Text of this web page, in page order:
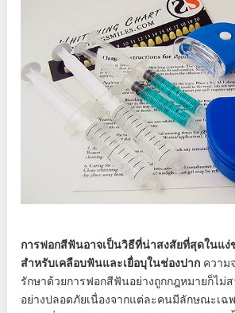
การฟอกสีฟันอาจเป็นวิธีที่น่าสงสัยที่สุดในแง่
สำหรับเคลือบฟันและเยื่อบุในช่องปาก ความ
รักษาด้วยการฟอกสีฟันอย่างถูกกฎหมายก็ไม่
อย่างปลอดภัยเนื่องจากแต่ละคนมีลักษณะเฉ